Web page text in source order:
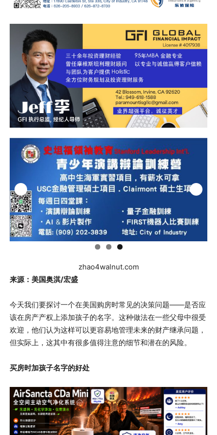
zhao4walnut.com
来源：美国奥淇/宏盛
今天我们要探讨一个在美国购房时常见的决策问题——是否应
该在房产产权上添加孩子的名字。这种做法在一些父母中很受
欢迎，他们认为这样可以更容易地管理未来的财产继承问题，
但实际上，这其中有很多值得注意的细节和潜在的风险。
买房时加孩子名字的好处